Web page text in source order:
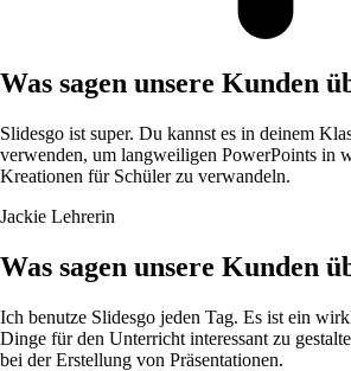
Was sagen unsere Kunden
Slidesgo ist super. Du kannst es in deinem
verwenden, um langweiligen PowerPoints in
Kreationen für Schüler zu verwandeln.
Jackie Lehrerin
Was sagen unsere Kunden
Ich benutze Slidesgo jeden Tag. Es ist ein
Dinge für den Unterricht interessant zu
bei der Erstellung von Präsentationen.